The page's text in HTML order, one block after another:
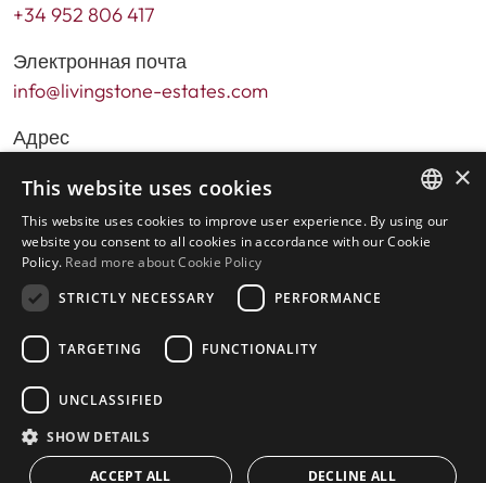
+34 952 806 417
Электронная почта
info@livingstone-estates.com
Адрес
Ctra. de Cadiz KM 164 , 29680
Эстепона – Малага, Испания
Часы работы офиса:
Понедельник - пятница: с 9:30 до 17:30
Суббота и праздничные дни: с 10:00 до 14:00.
Главная
Поиск недвижимости
ENGLISH
×
This website uses cookies
This website uses cookies to improve user experience. By using our
website you consent to all cookies in accordance with our Cookie
Policy. Read more about Cookie Policy
STRICTLY NECESSARY
PERFORMANCE
TARGETING FUNCTIONALITY
UNCLASSIFIED
SHOW DETAILS
ACCEPT ALL DECLINE ALL